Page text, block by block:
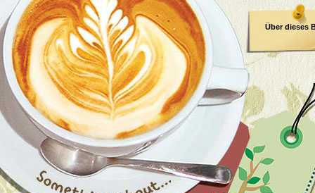
Über dieses